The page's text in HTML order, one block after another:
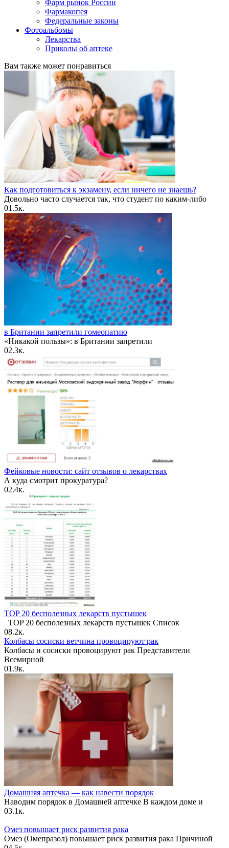
Фарм рынок России
Фармакопея
Федеральные законы
Фотоальбомы
Лекарства
Приколы об аптеке
Вам также может понравиться
Как подготовиться к экзамену, если ничего не знаешь?
Довольно часто случается так, что студент по каким-либо
01.5к.
в Британии запретили гомеопатию
«Никакой пользы»: в Британии запретили
02.3к.
Фейковые новости: сайт отзывов о лекарствах
А куда смотрит прокуратура?
02.4к.
TOP 20 бесполезных лекарств пустышек
TOP 20 бесполезных лекарств пустышек Список
08.2к.
Колбасы сосиски ветчина провоцируют рак
Колбасы и сосиски провоцируют рак Представители
Всемирной
01.9к.
Домашняя аптечка — как навести порядок
Наводим порядок в Домашней аптечке В каждом доме и
03.1к.
Омез повышает риск развития рака
Омез (Омепразол) повышает риск развития рака Причиной